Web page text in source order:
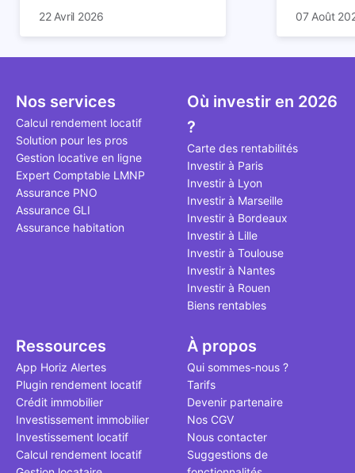
imposition en optimisant votre
nombreuses méthodes légales
toutes les explications dans
notre article.
22 Avril 2026
des
et de la
bâtis.
plus mal
bien que
décrivent
le point à
07 Août
Nos services
Calcul rendement locatif
Solution pour les pros
Gestion locative en ligne
Expert Comptable LMNP
Assurance PNO
Assurance GLI
Assurance habitation
Où investir en 2026
?
Carte des rentabilités
Investir à Paris
Investir à Lyon
Investir à Marseille
Investir à Bordeaux
Investir à Lille
Investir à Toulouse
Investir à Nantes
Investir à Rouen
Biens rentables
Ressources
App Horiz Alertes
Plugin rendement locatif
Crédit immobilier
Investissement immobilier
Investissement locatif
Calcul rendement locatif
À propos
Qui sommes-nous ?
Tarifs
Devenir partenaire
Nos CGV
Nous contacter
Suggestions de